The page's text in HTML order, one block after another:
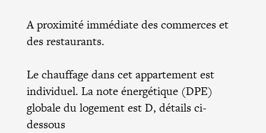
A proximité immédiate des commerces et
des restaurants.
Le chauffage dans cet appartement est
individuel. La note énergétique (DPE)
globale du logement est D, détails ci-
dessous